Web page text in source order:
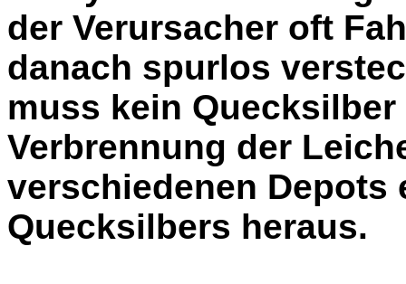
der Verursacher oft
danach spurlos
muss kein
Verbrennung der
verschiedenen Depots
Quecksilbers heraus.